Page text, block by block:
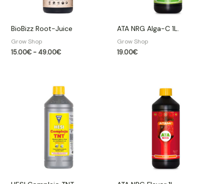
BioBizz Root-Juice
Grow Shop​
15.00€ - 49.00€
ATA NRG Alga-C 1L.
Grow Shop​
19.00€
de
precios:
desde
10.00€
hasta
14.00€